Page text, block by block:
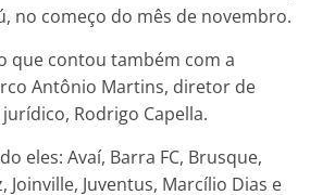
no começo do mês de novembro.
que contou também com a
Antônio Martins, diretor de
Rodrigo Capella.
eles: Avaí, Barra FC, Brusque,
Juventus, Marcílio Dias e